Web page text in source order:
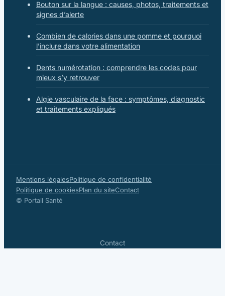
Bouton sur la langue : causes, photos, traitements et
signes d’alerte
Combien de calories dans une pomme et pourquoi
l’inclure dans votre alimentation
Dents numérotation : comprendre les codes pour
mieux s’y retrouver
Algie vasculaire de la face : symptômes, diagnostic
et traitements expliqués
Mentions légalesPolitique de confidentialité
Politique de cookiesPlan du siteContact
© Portail Santé
Contact